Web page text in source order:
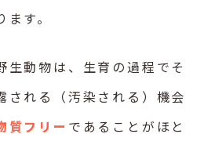
ます。
生動物は、生育の過程でそ
される（汚染される）機会
質フリー であることがほと